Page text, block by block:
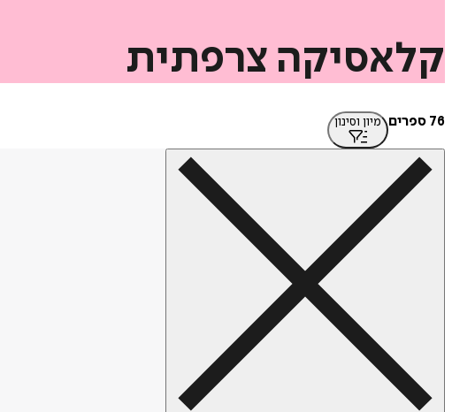
קלאסיקה צרפתית
76 ספרים מיון וסינון